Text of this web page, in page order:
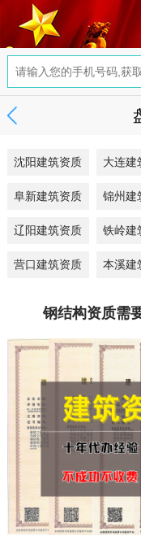
沈阳建筑资质 大连建
阜新建筑资质 锦州建
辽阳建筑资质 铁岭建
营口建筑资质 本溪建
钢结构资质需